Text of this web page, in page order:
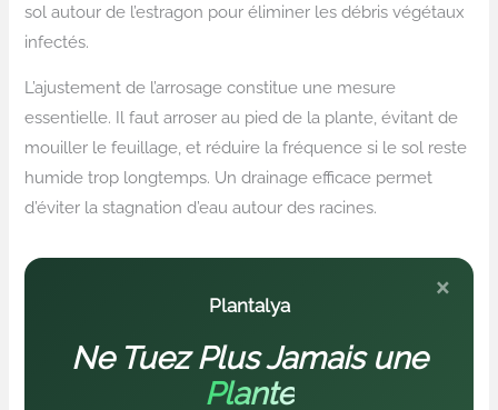
sol autour de l’estragon pour éliminer les débris végétaux
infectés.
L’ajustement de l’arrosage constitue une mesure
essentielle. Il faut arroser au pied de la plante, évitant de
mouiller le feuillage, et réduire la fréquence si le sol reste
humide trop longtemps. Un drainage efficace permet
d’éviter la stagnation d’eau autour des racines.
×
Plantalya
Ne Tuez Plus Jamais une
Plante